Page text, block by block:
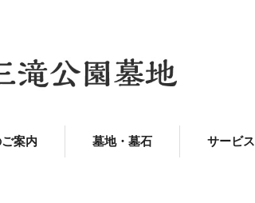
案内 墓地・墓石 サービス